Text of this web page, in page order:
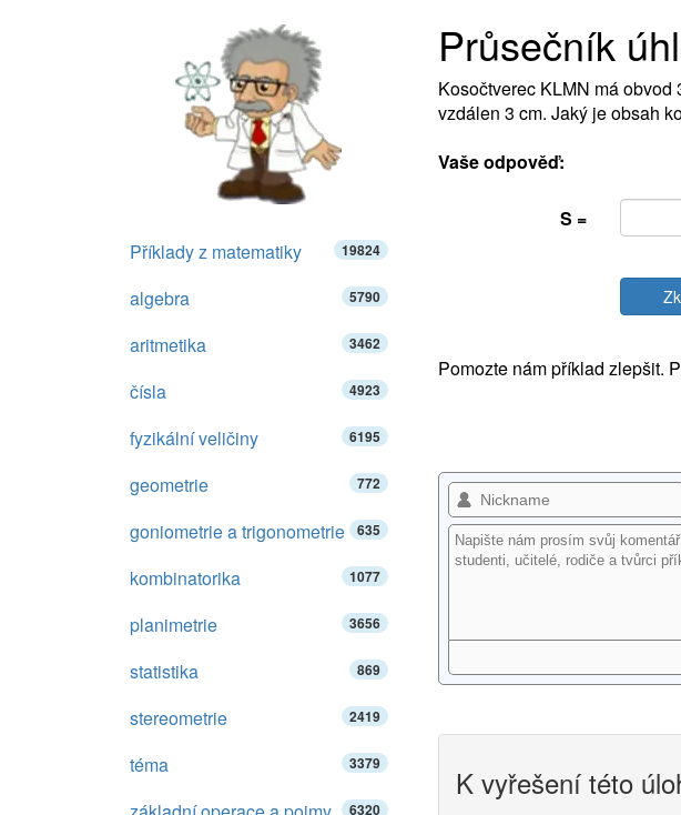
Průsečník
Kosočtverec KLMN má
vzdálen 3 cm. Jaký je obsah
Vaše odpověď:
S =
Pomozte nám příklad zlepšit.
K vyřešení této
Příklady z matematiky 19824
algebra 5790
aritmetika 3462
čísla 4923
fyzikální veličiny 6195
geometrie 772
goniometrie a trigonometrie 635
kombinatorika 1077
planimetrie 3656
statistika 869
stereometrie 2419
téma 3379
6320